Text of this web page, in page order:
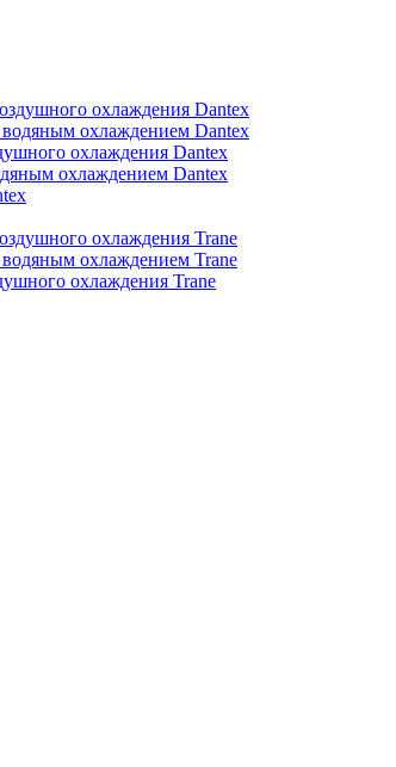
охлаждения Dantex
охлаждением Dantex
охлаждения Dantex
охлаждением Dantex
охлаждения Trane
охлаждением Trane
охлаждения Trane